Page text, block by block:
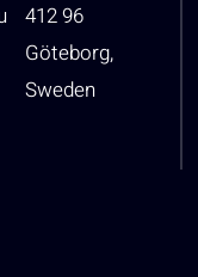
412 96
Göteborg,
Sweden